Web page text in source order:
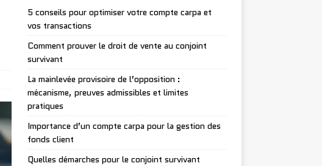
5 conseils pour optimiser votre compte carpa et
vos transactions
Comment prouver le droit de vente au conjoint
survivant
La mainlevée provisoire de l’opposition :
mécanisme, preuves admissibles et limites
pratiques
Importance d’un compte carpa pour la gestion des
fonds client
Quelles démarches pour le conjoint survivant